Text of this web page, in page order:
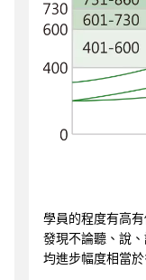
學員的程度有高
發現不論聽、說
均進步幅度相當